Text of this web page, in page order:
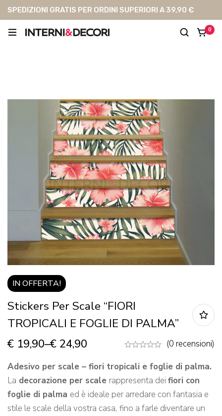
SPEDIZIONI GRATIS PER ORDINI SUPERIORI A 39,90 €
0
IN OFFERTA!
Stickers Per Scale “FIORI
TROPICALI E FOGLIE DI PALMA”
€ 19,90–€ 24,90
(0 recensioni)
Adesivo per scale – fiori tropicali e foglie di palma.
La decorazione per scale rappresenta dei fiori con
foglie di palma ed è ideale per arredare con fantasia e
stile le scale della vostra casa, fino a farle diventare un